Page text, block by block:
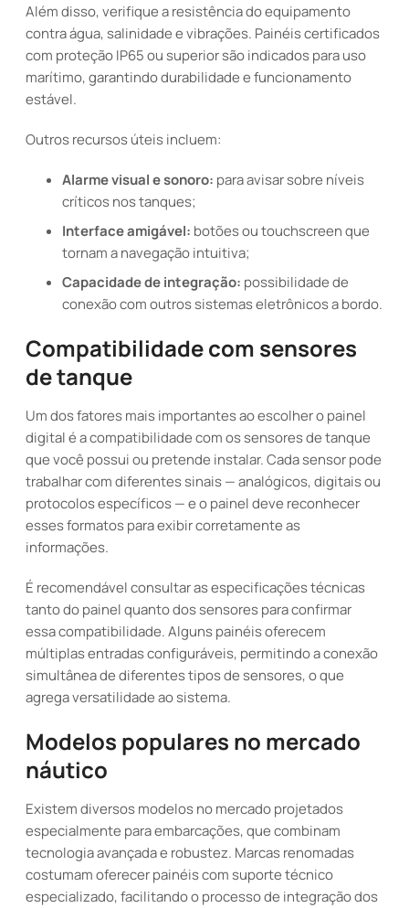
Além disso, verifique a resistência do equipamento
contra água, salinidade e vibrações. Painéis certificados
com proteção IP65 ou superior são indicados para uso
marítimo, garantindo durabilidade e funcionamento
estável.
Outros recursos úteis incluem:
Alarme visual e sonoro: para avisar sobre níveis
críticos nos tanques;
Interface amigável: botões ou touchscreen que
tornam a navegação intuitiva;
Capacidade de integração: possibilidade de
conexão com outros sistemas eletrônicos a bordo.
Compatibilidade com sensores
de tanque
Um dos fatores mais importantes ao escolher o painel
digital é a compatibilidade com os sensores de tanque
que você possui ou pretende instalar. Cada sensor pode
trabalhar com diferentes sinais — analógicos, digitais ou
protocolos específicos — e o painel deve reconhecer
esses formatos para exibir corretamente as
informações.
É recomendável consultar as especificações técnicas
tanto do painel quanto dos sensores para confirmar
essa compatibilidade. Alguns painéis oferecem
múltiplas entradas configuráveis, permitindo a conexão
simultânea de diferentes tipos de sensores, o que
agrega versatilidade ao sistema.
Modelos populares no mercado
náutico
Existem diversos modelos no mercado projetados
especialmente para embarcações, que combinam
tecnologia avançada e robustez. Marcas renomadas
costumam oferecer painéis com suporte técnico
especializado, facilitando o processo de integração dos